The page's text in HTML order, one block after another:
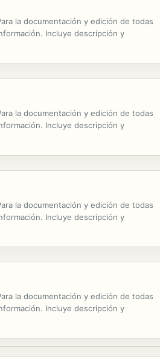
la documentación y edición de todas
Incluye descripción y
la documentación y edición de todas
Incluye descripción y
la documentación y edición de todas
Incluye descripción y
la documentación y edición de todas
Incluye descripción y